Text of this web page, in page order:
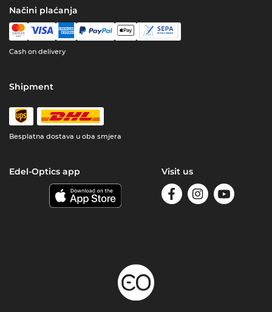
Načini plaćanja
Cash on delivery
Shipment
Besplatna dostava u oba smjera
Edel-Optics app Visit us